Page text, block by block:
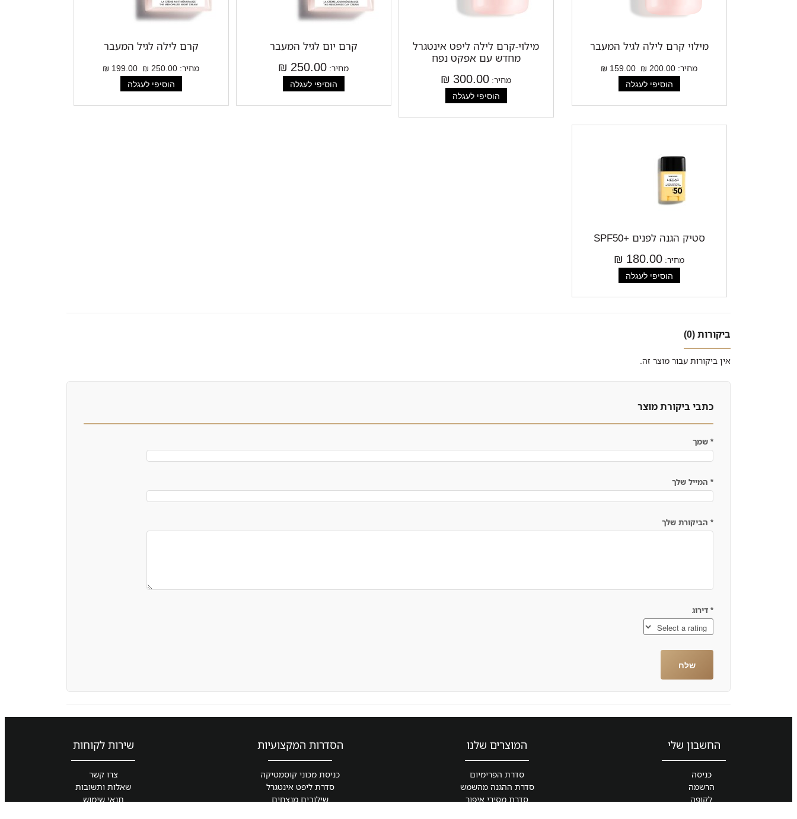
מילוי קרם לילה לגיל המעבר
מחיר: 200.00 ₪
159.00 ₪
מילוי-קרם לילה ליפט אינטגרל
מחדש עם אפקט נפח
מחיר: 300.00 ₪
קרם יום לגיל המעבר
מחיר: 250.00 ₪
קרם לילה לגיל המעבר
מחיר: 250.00 ₪
199.00 ₪
סטיק הגנה לפנים +SPF50
מחיר: 180.00 ₪
ביקורות (0)
אין ביקורות עבור מוצר זה.
כתבי ביקורת מוצר
* שמך
* המייל שלך
* הביקורת שלך
* דירוג
שירות לקוחות
צרו קשר
שאלות ותשובות
תנאי שימוש
הסדרות המקצועיות
כניסת מכוני קוסמטיקה
סדרת ליפט אינטגרל
שילובים מנצחים
המוצרים שלנו
סדרת הפרימיום
סדרת ההגנה מהשמש
סדרת מסירי איפור
החשבון שלי
כניסה
הרשמה
לקופה